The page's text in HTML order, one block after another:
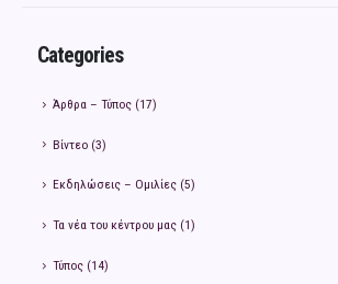
Categories
Άρθρα – Τύπος(17)
Βίντεο(3)
Εκδηλώσεις – Ομιλίες(5)
Τα νέα του κέντρου μας(1)
Τύπος(14)